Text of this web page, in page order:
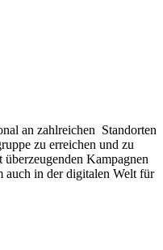
an zahlreichen Standorten
zu erreichen und zu
Kampagnen
auch in der digitalen Welt für